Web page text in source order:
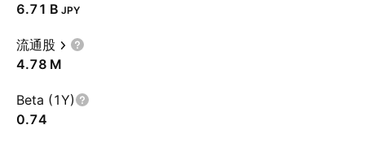
‪6.71 B‬ JPY
流通股
‪4.78 M‬
Beta (1Y)
0.74